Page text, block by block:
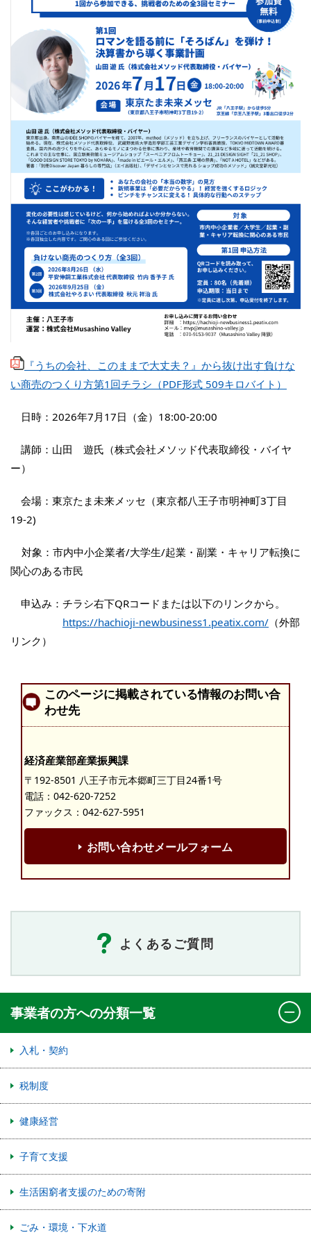
『うちの会社、このままで大丈夫？』から抜け出す負けな
い商売のつくり方第1回チラシ（PDF形式 509キロバイト）
日時：2026年7月17日（金）18:00-20:00
講師：山田 遊氏（株式会社メソッド代表取締役・バイヤ
ー）
会場：東京たま未来メッセ（東京都八王子市明神町3丁目
19-2)
対象：市内中小企業者/大学生/起業・副業・キャリア転換に
関心のある市民
申込み：チラシ右下QRコードまたは以下のリンクから。
https://hachioji-newbusiness1.peatix.com/ （外部
リンク）
このページに掲載されている情報のお問い合
わせ先
経済産業部産業振興課
〒192-8501 八王子市元本郷町三丁目24番1号
電話： 042-620-7252
ファックス：042-627-5951
お問い合わせメールフォーム
よくあるご質問
事業者の方への分類一覧
入札・契約
税制度
健康経営
子育て支援
生活困窮者支援のための寄附
ごみ・環境・下水道